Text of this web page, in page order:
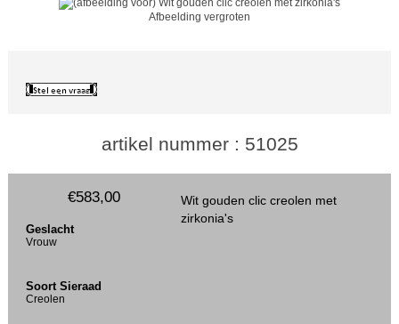
Afbeelding vergroten
artikel nummer : 51025
Wit gouden clic creolen met
zirkonia's
€583,00
Geslacht
Vrouw
Soort Sieraad
Creolen